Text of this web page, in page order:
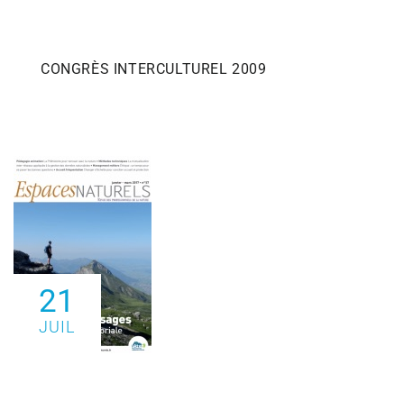
CONGRÈS INTERCULTUREL 2009
21
JUIL